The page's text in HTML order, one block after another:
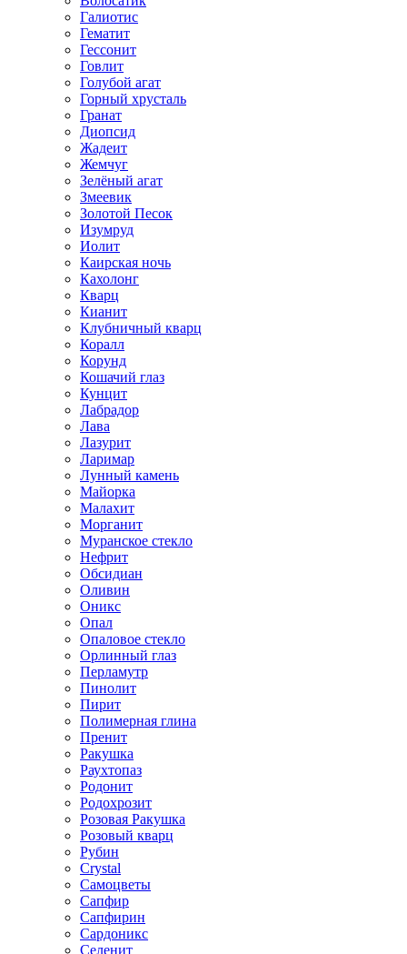
Галиотис
Гематит
Гессонит
Говлит
Голубой агат
Горный хрусталь
Гранат
Диопсид
Жадеит
Жемчуг
Зелёный агат
Змеевик
Золотой Песок
Изумруд
Иолит
Каирская ночь
Кахолонг
Кварц
Кианит
Клубничный кварц
Коралл
Корунд
Кошачий глаз
Кунцит
Лабрадор
Лава
Лазурит
Ларимар
Лунный камень
Майорка
Малахит
Морганит
Муранское стекло
Нефрит
Обсидиан
Оливин
Оникс
Опал
Опаловое стекло
Орлинный глаз
Перламутр
Пинолит
Пирит
Полимерная глина
Пренит
Ракушка
Раухтопаз
Родонит
Родохрозит
Розовая Ракушка
Розовый кварц
Рубин
Сrystal
Самоцветы
Сапфир
Сапфирин
Сардоникс
Селенит